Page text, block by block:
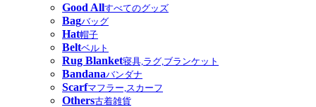
Good Allすべてのグッズ
Bagバッグ
Hat帽子
Beltベルト
Rug Blanket寝具,ラグ,ブランケット
Bandanaバンダナ
Scarfマフラー,スカーフ
Others古着雑貨